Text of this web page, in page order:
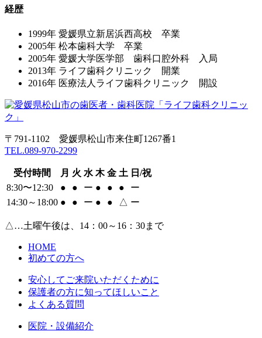
経歴
1999年 愛媛県立新居浜西高校 卒業
2005年 松本歯科大学 卒業
2005年 愛媛大学医学部 歯科口腔外科 入局
2013年 ライフ歯科クリニック 開業
2016年 医療法人ライフ歯科クリニック 開設
〒791-1102 愛媛県松山市来住町1267番1
TEL.089-970-2299
受付時間 月 火 水 木 金 土 日/祝
8:30〜12:30
● ● ー ● ● ●
ー
14:30～18:00 ● ● ー ● ● △ ー
△…土曜午後は、14：00～16：30まで
HOME
初めての方へ
安心してご来院いただくために
保護者の方に知ってほしいこと
よくある質問
医院・設備紹介